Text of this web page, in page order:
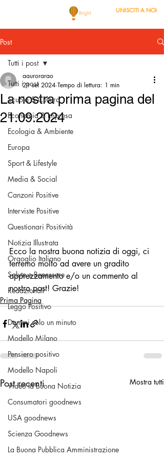
UNISCITI A NOI
Post
Tutti i post
Scuola & Cultura
Economia & Impresa
Ecologia & Ambiente
Europa
Sport & Lifestyle
Media & Social
Canzoni Positive
Interviste Positive
Questionari Positività
Notizia Illustrata
Orgoglio Italiano
Salute e Benessere
Redazionali
Leggo Positivo
Dammi solo un minuto
Modello Milano
Pensiero positivo
Modello Napoli
Video la Buona Notizia
Consumatori goodnews
USA goodnews
Scienza Goodnews
La Buona Pubblica Amministrazione
Tutti i post
La nostra prima pagina del
21.09.2024
aaurorarao
21 set 2024 Tempo di lettura: 1 min
Ecco la nostra buona notizia di oggi, ci
terremo molto ad avere un gradito
apprezzamento e/o un commento al
nostro post! Grazie!
Prima Pagina
Post recenti Mostra tutti